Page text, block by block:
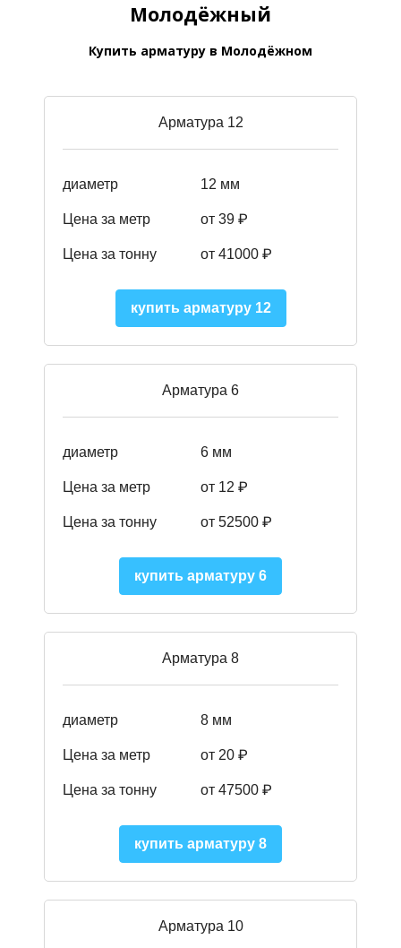
Молодёжный
Купить арматуру в Молодёжном
Арматура 12
диаметр 12 мм
Цена за метр от 39 ₽
Цена за тонну от 41000 ₽
купить арматуру 12
Арматура 6
диаметр 6 мм
Цена за метр от 12 ₽
Цена за тонну от 52500 ₽
купить арматуру 6
Арматура 8
диаметр 8 мм
Цена за метр от 20 ₽
Цена за тонну от 47500 ₽
купить арматуру 8
Арматура 10